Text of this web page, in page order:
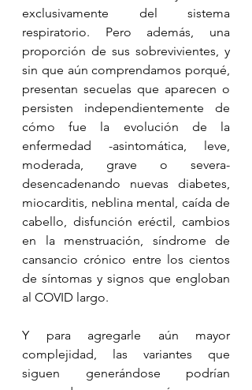
exclusivamente del sistema
respiratorio. Pero además, una
proporción de sus sobrevivientes, y
sin que aún comprendamos porqué,
presentan secuelas que aparecen o
persisten independientemente de
cómo fue la evolución de la
enfermedad -asintomática, leve,
moderada, grave o severa-
desencadenando nuevas diabetes,
miocarditis, neblina mental, caída de
cabello, disfunción eréctil, cambios
en la menstruación, síndrome de
cansancio crónico entre los cientos
de síntomas y signos que engloban
al COVID largo.
Y para agregarle aún mayor
complejidad, las variantes que
siguen generándose podrían